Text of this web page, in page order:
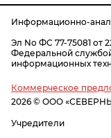
Информационно-
Эл No ФС 77-75081 от
Федеральной
информационных
Коммерческое
2026 © ООО
Учредители